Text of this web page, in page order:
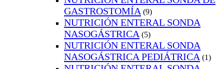
GASTROSTOMÍA (9)
NUTRICIÓN ENTERAL SONDA
NASOGÁSTRICA (5)
NUTRICIÓN ENTERAL SONDA
NASOGÁSTRICA PEDIÁTRICA (1)